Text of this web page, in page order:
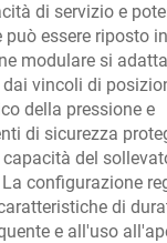
di servizio e
essere riposto
modulare si
vincoli di
della pressione e
di sicurezza
del
configurazione
di
e all'uso